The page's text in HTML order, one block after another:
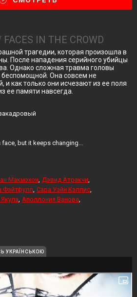
FACES IN THE CROWD
трагедии, которая произошла в
После нападения серийного убийцы
Однако сложная травма головы
Она совсем не
и как только они исчезают из ее поля
ее памяти навсегда.
face, but it keeps changing...
Макмэхон Дэвид Атракчи
Фэйтфулл Сара Уэйн Кэллис
Аполлония Ванова
УКРАЇНСЬКОЮ